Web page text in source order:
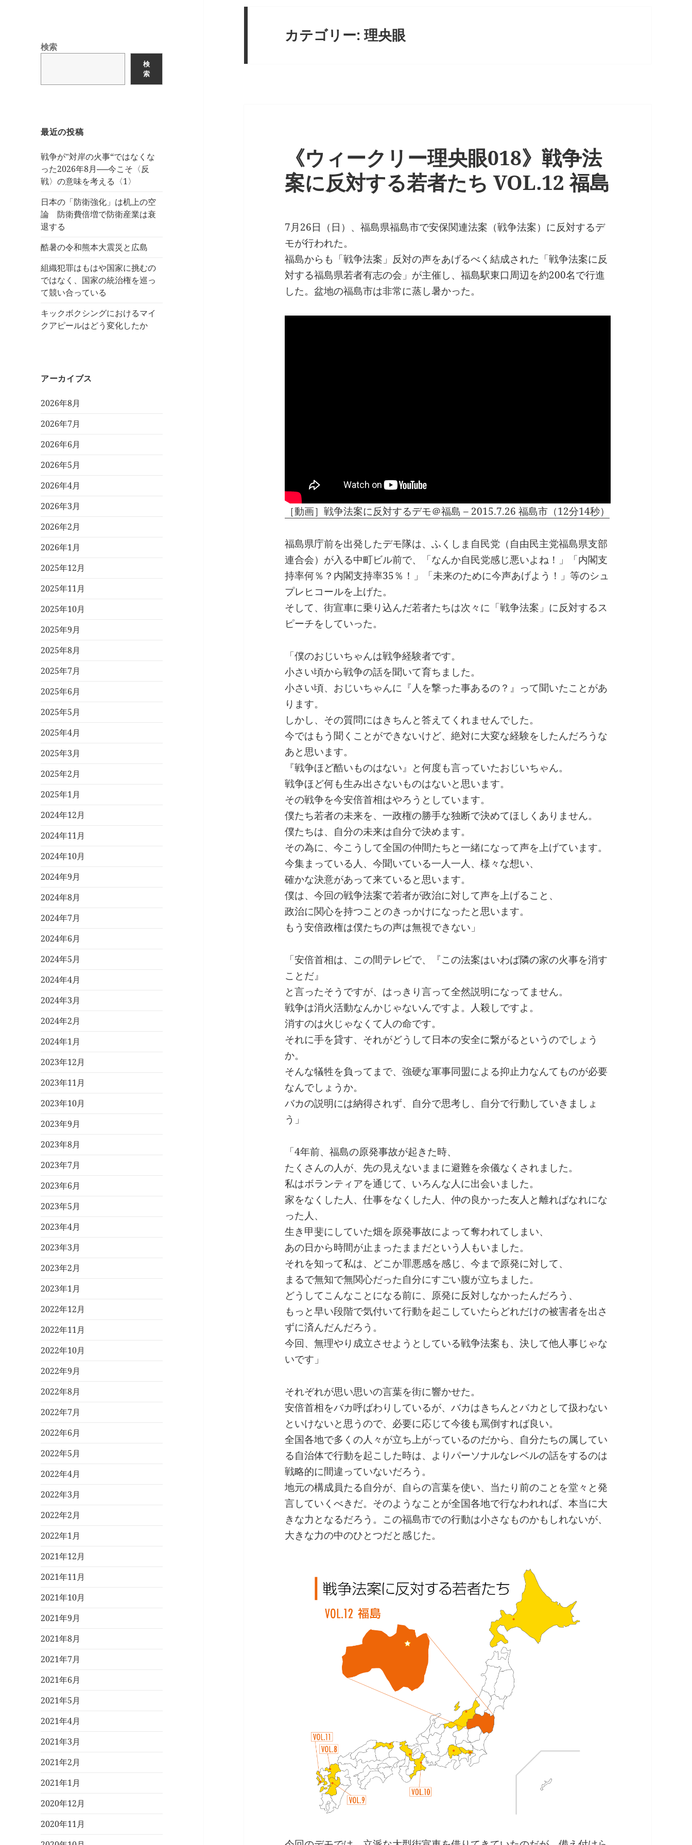
検索
検
索
最近の投稿
戦争が‟対岸の火事“ではなくな
った2026年8月──今こそ〈反
戦〉の意味を考える〈1〉
日本の「防衛強化」は机上の空
論 防衛費倍増で防衛産業は衰
退する
酷暑の令和熊本大震災と広島
組織犯罪はもはや国家に挑むの
ではなく、国家の統治権を巡っ
て競い合っている
キックボクシングにおけるマイ
クアピールはどう変化したか
アーカイブス
2026年8月
2026年7月
2026年6月
2026年5月
2026年4月
2026年3月
2026年2月
2026年1月
2025年12月
2025年11月
2025年10月
2025年9月
2025年8月
2025年7月
2025年6月
2025年5月
2025年4月
2025年3月
2025年2月
2025年1月
2024年12月
2024年11月
2024年10月
2024年9月
2024年8月
2024年7月
2024年6月
2024年5月
2024年4月
2024年3月
2024年2月
2024年1月
2023年12月
2023年11月
2023年10月
2023年9月
2023年8月
2023年7月
2023年6月
2023年5月
2023年4月
2023年3月
2023年2月
2023年1月
2022年12月
2022年11月
2022年10月
2022年9月
2022年8月
2022年7月
2022年6月
2022年5月
2022年4月
2022年3月
2022年2月
2022年1月
2021年12月
2021年11月
2021年10月
2021年9月
2021年8月
2021年7月
2021年6月
2021年5月
2021年4月
2021年3月
2021年2月
2021年1月
2020年12月
2020年11月
カテゴリー:理央眼
《ウィークリー理央眼018》戦争法
案に反対する若者たち VOL.12 福島
7月26日（日）、福島県福島市で安保関連法案（戦争法案）に反対するデ
モが行われた。
福島からも「戦争法案」反対の声をあげるべく結成された「戦争法案に反
対する福島県若者有志の会」が主催し、福島駅東口周辺を約200名で行進
した。盆地の福島市は非常に蒸し暑かった。
［動画］戦争法案に反対するデモ＠福島 – 2015.7.26 福島市（12分14秒）
福島県庁前を出発したデモ隊は、ふくしま自民党（自由民主党福島県支部
連合会）が入る中町ビル前で、「なんか自民党感じ悪いよね！」「内閣支
持率何％？内閣支持率35％！」「未来のために今声あげよう！」等のシュ
プレヒコールを上げた。
そして、街宣車に乗り込んだ若者たちは次々に「戦争法案」に反対するス
ピーチをしていった。
「僕のおじいちゃんは戦争経験者です。
小さい頃から戦争の話を聞いて育ちました。
小さい頃、おじいちゃんに『人を撃った事あるの？』って聞いたことがあ
ります。
しかし、その質問にはきちんと答えてくれませんでした。
今ではもう聞くことができないけど、絶対に大変な経験をしたんだろうな
あと思います。
『戦争ほど酷いものはない』と何度も言っていたおじいちゃん。
戦争ほど何も生み出さないものはないと思います。
その戦争を今安倍首相はやろうとしています。
僕たち若者の未来を、一政権の勝手な独断で決めてほしくありません。
僕たちは、自分の未来は自分で決めます。
その為に、今こうして全国の仲間たちと一緒になって声を上げています。
今集まっている人、今聞いている一人一人、様々な想い、
確かな決意があって来ていると思います。
僕は、今回の戦争法案で若者が政治に対して声を上げること、
政治に関心を持つことのきっかけになったと思います。
もう安倍政権は僕たちの声は無視できない」
「安倍首相は、この間テレビで、『この法案はいわば隣の家の火事を消す
ことだ』
と言ったそうですが、はっきり言って全然説明になってません。
戦争は消火活動なんかじゃないんですよ。人殺しですよ。
消すのは火じゃなくて人の命です。
それに手を貸す、それがどうして日本の安全に繋がるというのでしょう
か。
そんな犠牲を負ってまで、強硬な軍事同盟による抑止力なんてものが必要
なんでしょうか。
バカの説明には納得されず、自分で思考し、自分で行動していきましょ
う」
「4年前、福島の原発事故が起きた時、
たくさんの人が、先の見えないままに避難を余儀なくされました。
私はボランティアを通じて、いろんな人に出会いました。
家をなくした人、仕事をなくした人、仲の良かった友人と離ればなれにな
った人、
生き甲斐にしていた畑を原発事故によって奪われてしまい、
あの日から時間が止まったままだという人もいました。
それを知って私は、どこか罪悪感を感じ、今まで原発に対して、
まるで無知で無関心だった自分にすごい腹が立ちました。
どうしてこんなことになる前に、原発に反対しなかったんだろう、
もっと早い段階で気付いて行動を起こしていたらどれだけの被害者を出さ
ずに済んだんだろう。
今回、無理やり成立させようとしている戦争法案も、決して他人事じゃな
いです」
それぞれが思い思いの言葉を街に響かせた。
安倍首相をバカ呼ばわりしているが、バカはきちんとバカとして扱わない
といけないと思うので、必要に応じて今後も罵倒すれば良い。
全国各地で多くの人々が立ち上がっているのだから、自分たちの属してい
る自治体で行動を起こした時は、よりパーソナルなレベルの話をするのは
戦略的に間違っていないだろう。
地元の構成員たる自分が、自らの言葉を使い、当たり前のことを堂々と発
言していくべきだ。そのようなことが全国各地で行なわれれば、本当に大
きな力となるだろう。この福島市での行動は小さなものかもしれないが、
大きな力の中のひとつだと感じた。